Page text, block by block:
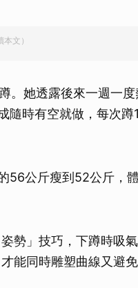
文）
。她透露後來一週一
隨時有空就做，每次
56公斤瘦到52公斤，
勢」技巧，下蹲時吸
能同時雕塑曲線又避